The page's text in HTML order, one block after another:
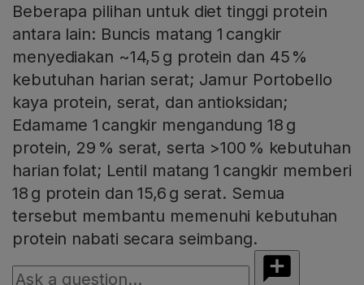
Beberapa pilihan untuk diet tinggi protein
antara lain: Buncis matang 1 cangkir
menyediakan ~14,5 g protein dan 45 %
kebutuhan harian serat; Jamur Portobello
kaya protein, serat, dan antioksidan;
Edamame 1 cangkir mengandung 18 g
protein, 29 % serat, serta >100 % kebutuhan
harian folat; Lentil matang 1 cangkir memberi
18 g protein dan 15,6 g serat. Semua
tersebut membantu memenuhi kebutuhan
protein nabati secara seimbang.